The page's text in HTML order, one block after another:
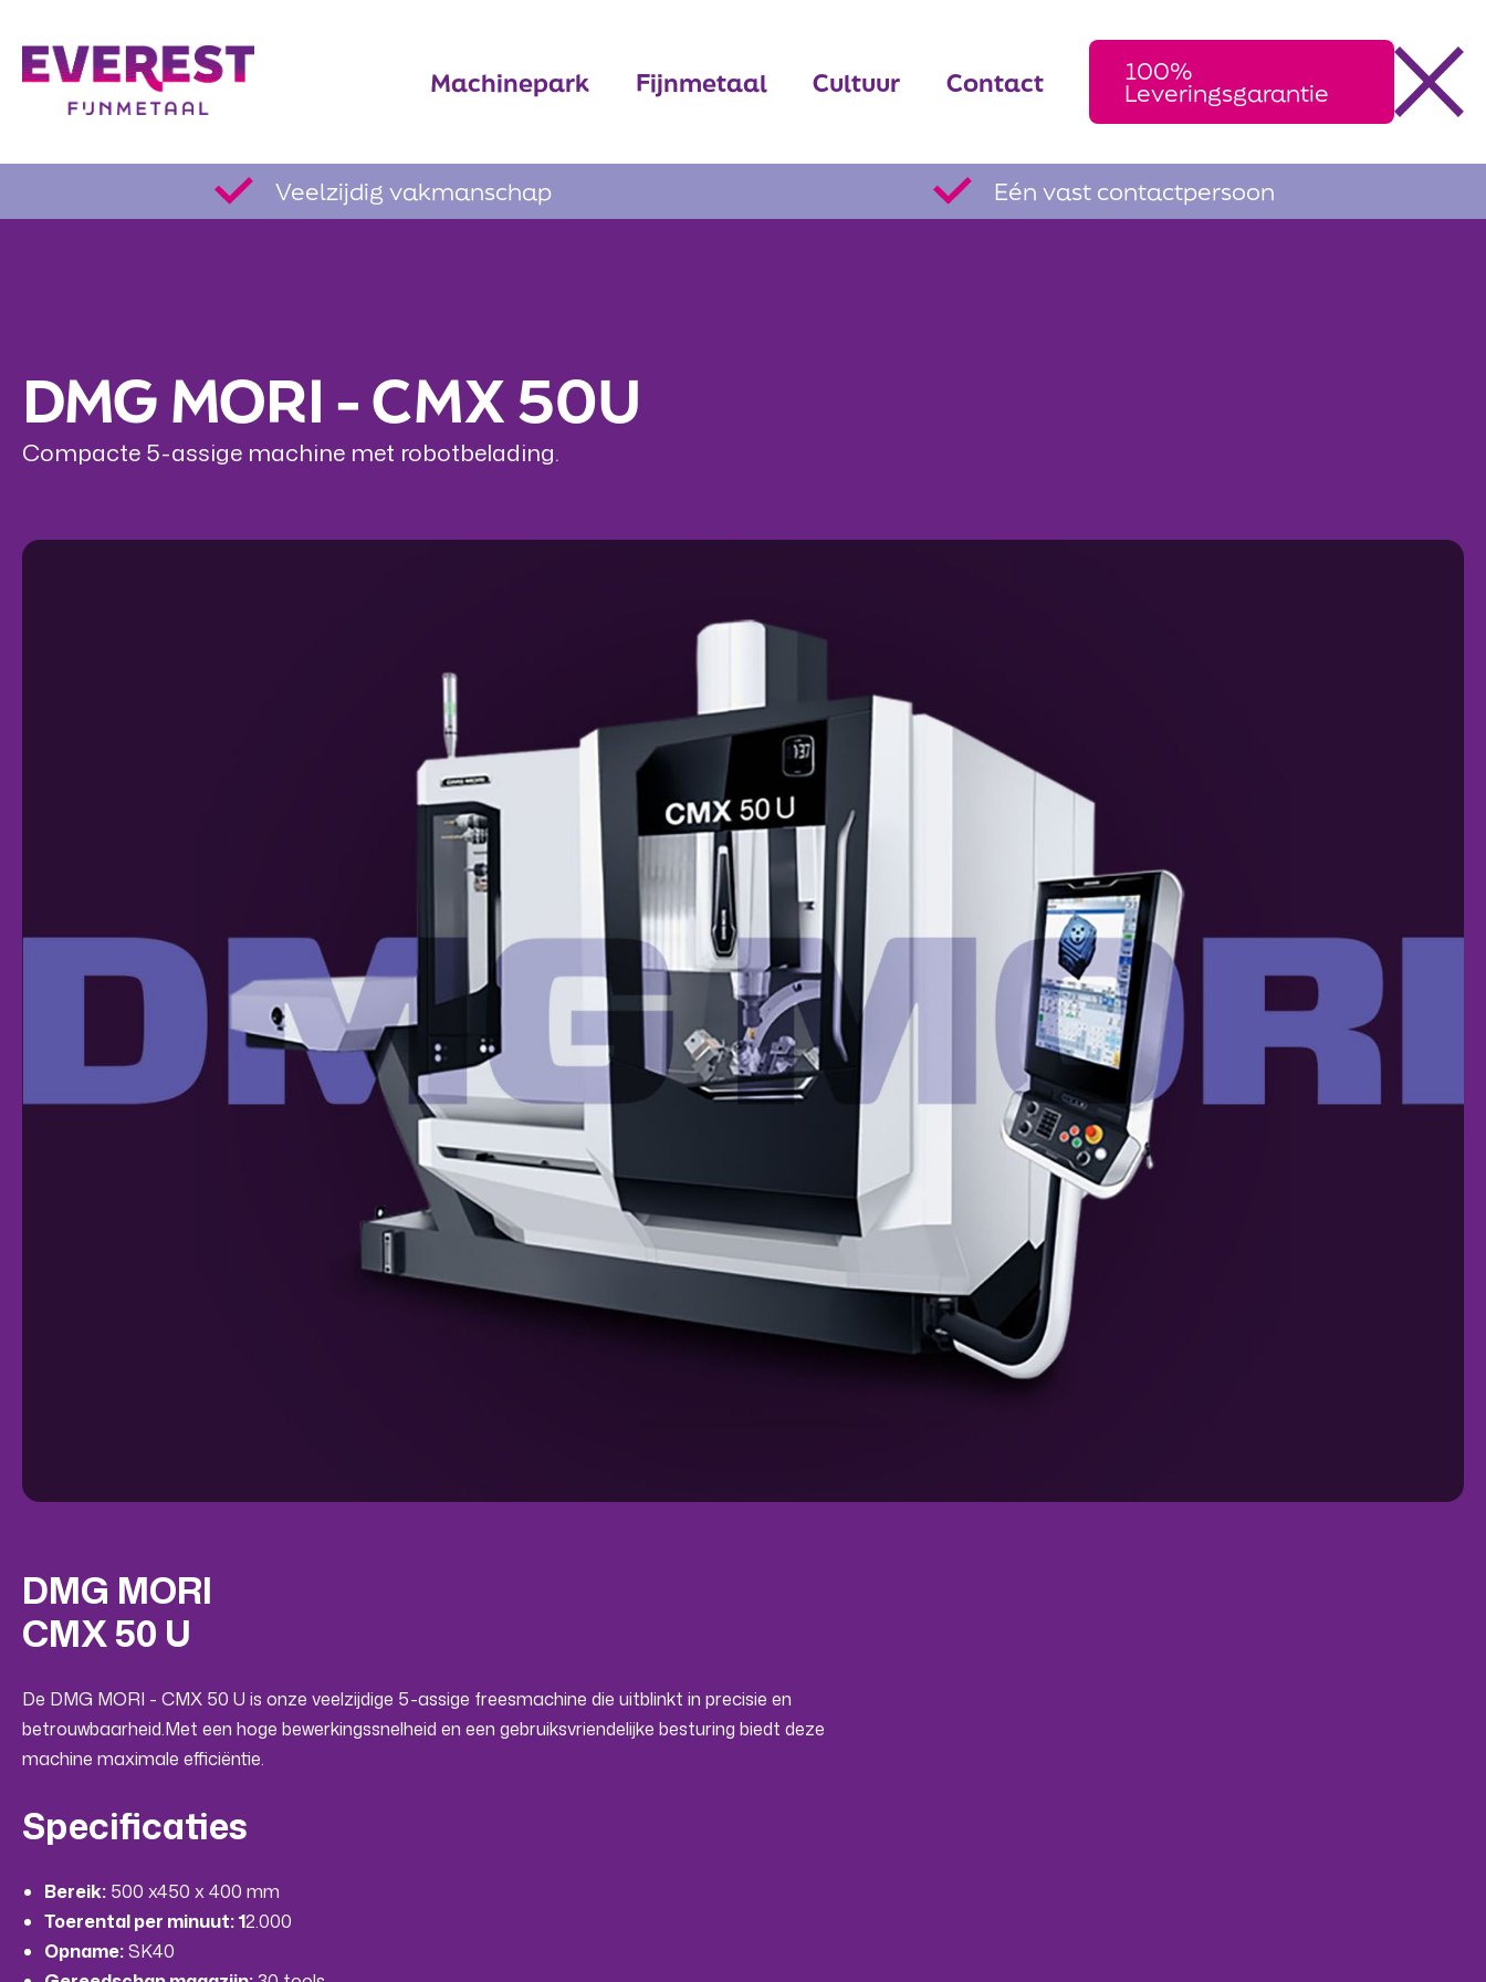
Machinepark Fijnmetaal Cultuur Contact 100%
Leveringsgarantie
Veelzijdig vakmanschap Eén vast contactpersoon
DMG MORI - CMX 50U
Compacte 5-assige machine met robotbelading.
DMG MORI
CMX 50 U
De DMG MORI - CMX 50 U is onze veelzijdige 5-assige freesmachine die uitblinkt in precisie en
betrouwbaarheid.Met een hoge bewerkingssnelheid en een gebruiksvriendelijke besturing biedt deze
machine maximale efficiëntie.
Specificaties
Bereik: 500 x450 x 400 mm
Toerental per minuut: 12.000
Opname:SK40